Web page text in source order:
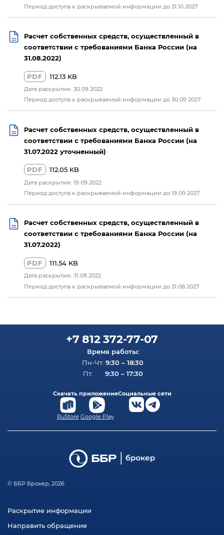
Период доступа к раскрываемой информации до 31.10.2027
Расчет собственных средств, осуществленный в
соответствии с требованиями Банка России (на
31.08.2022)
PDF 112.13 KB
Дата раскрытия: 30.09.2022
Период доступа к раскрываемой информации до 30.09.2027
Расчет собственных средств, осуществленный в
соответствии с требованиями Банка России (на
31.07.2022 уточненный)
PDF 112.05 KB
Дата раскрытия: 19.09.2022
Период доступа к раскрываемой информации до 19.09.2027
Расчет собственных средств, осуществленный в
соответствии с требованиями Банка России (на
31.07.2022)
PDF 111.54 KB
Дата раскрытия: 31.08.2022
Период доступа к раскрываемой информации до 31.08.2027
+7 812 372-77-07
Время работы:
Пн-Чт: 9:30 – 18:30
Пт: 9:30 – 17:30
Скачать приложение
RuStore Google Play
Социальные сети
© ББР Брокер, 2026
Раскрытие информации
Направить обращение